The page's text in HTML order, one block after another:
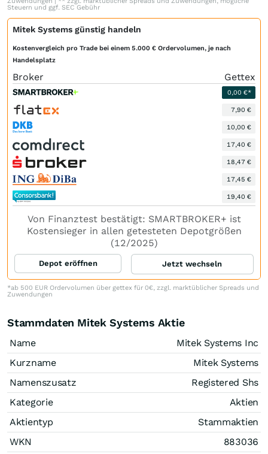
Steuern und ggf. SEC Gebühr
Mitek Systems günstig handeln
Kostenvergleich pro Trade bei einem 5.000 € Ordervolumen, je nach
Handelsplatz
Broker Gettex
0,00 €*
7,90 €
10,00 €
17,40 €
18,47 €
17,45 €
19,40 €
Von Finanztest bestätigt: SMARTBROKER+ ist
Kostensieger in allen getesteten Depotgrößen
(12/2025)
Depot eröffnen Jetzt wechseln
*ab 500 EUR Ordervolumen über gettex für 0€, zzgl. marktüblicher Spreads und
Zuwendungen
Stammdaten Mitek Systems Aktie
Name
Mitek Systems Inc
Kurzname
Mitek Systems
Namenszusatz
Registered Shs
Kategorie
Aktien
Aktientyp
Stammaktien
WKN
883036